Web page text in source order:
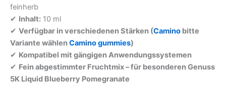
feinherb
✔ Inhalt: 10 ml
✔ Verfügbar in verschiedenen Stärken (Camino bitte
Variante wählenCamino gummies)
✔ Kompatibel mit gängigen Anwendungssystemen
✔ Fein abgestimmter Fruchtmix – für besonderen Genuss
5K Liquid Blueberry Pomegranate